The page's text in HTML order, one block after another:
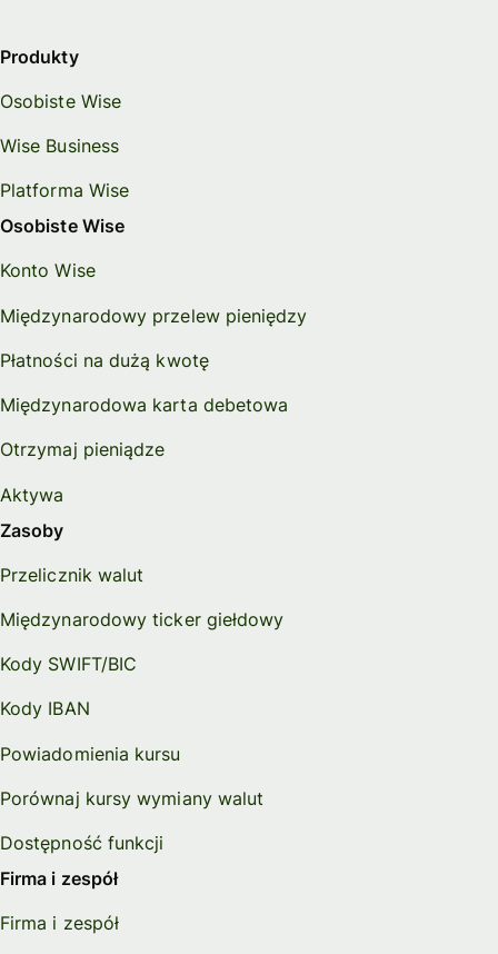
Produkty
Osobiste Wise
Wise Business
Platforma Wise
Osobiste Wise
Konto Wise
Międzynarodowy przelew pieniędzy
Płatności na dużą kwotę
Międzynarodowa karta debetowa
Otrzymaj pieniądze
Aktywa
Zasoby
Przelicznik walut
Międzynarodowy ticker giełdowy
Kody SWIFT/BIC
Kody IBAN
Powiadomienia kursu
Porównaj kursy wymiany walut
Dostępność funkcji
Firma i zespół
Firma i zespół